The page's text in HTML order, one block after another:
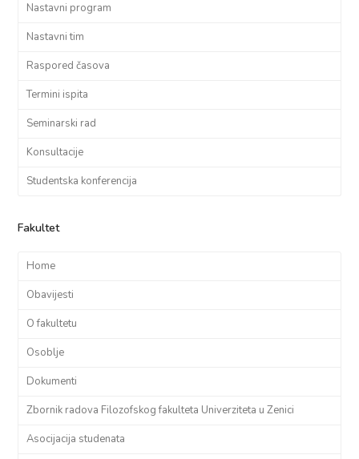
Nastavni program
Nastavni tim
Raspored časova
Termini ispita
Seminarski rad
Konsultacije
Studentska konferencija
Fakultet
Home
Obavijesti
O fakultetu
Osoblje
Dokumenti
Zbornik radova Filozofskog fakulteta Univerziteta u Zenici
Asocijacija studenata